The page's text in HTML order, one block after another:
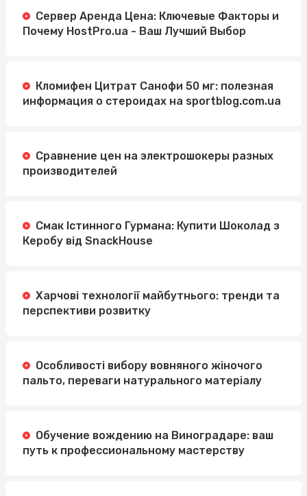
Сервер Аренда Цена: Ключевые Факторы и
Почему HostPro.ua - Ваш Лучший Выбор
Кломифен Цитрат Санофи 50 мг: полезная
информация о стероидах на sportblog.com.ua
Сравнение цен на электрошокеры разных
производителей
Смак Істинного Гурмана: Купити Шоколад з
Керобу від SnackHouse
Харчові технології майбутнього: тренди та
перспективи розвитку
Особливості вибору вовняного жіночого
пальто, переваги натурального матеріалу
Обучение вождению на Виноградаре: ваш
путь к профессиональному мастерству